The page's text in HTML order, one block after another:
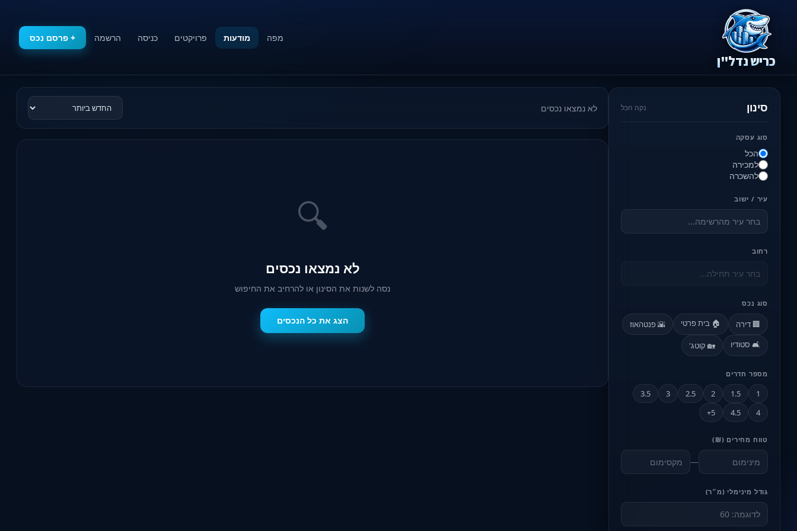
כריש נדל"ן
מפה מודעות פרויקטים כניסה הרשמה + פרסם נכס
סינון נקה הכל
סוג עסקה
הכל
למכירה
להשכרה
עיר / ישוב
רחוב
סוג נכס
🏢 דירה 🏠 בית פרטי
🌇 פנטהאוז
🛋️ סטודיו
🏡 קוטג'
מספר חדרים
1
1.5
2
2.5
3
3.5
4
4.5
5+
טווח מחירים (₪)
—
גודל מינימלי (מ״ר)
לא נמצאו נכסים
🔍
לא נמצאו נכסים
נסה לשנות את הסינון או להרחיב את החיפוש
הצג את כל הנכסים